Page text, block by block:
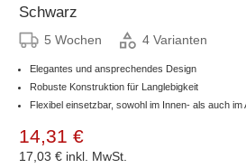
Schwarz
5 Wochen 4 Varianten
Elegantes und ansprechendes Design
Robuste Konstruktion für Langlebigkeit
Flexibel einsetzbar, sowohl im Innen- als auch im
14,31 €
17,03 € inkl. MwSt.